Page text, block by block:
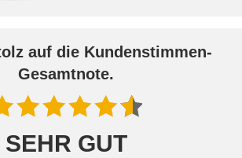
auf die Kundenstimmen-
Gesamtnote.
SEHR GUT